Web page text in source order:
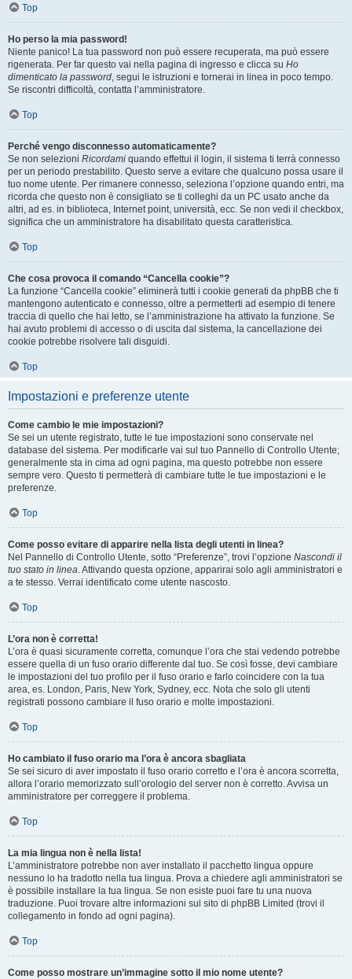
Top
Ho perso la mia password!
Niente panico! La tua password non può essere recuperata, ma può essere
rigenerata. Per far questo vai nella pagina di ingresso e clicca su Ho
dimenticato la password, segui le istruzioni e tornerai in linea in poco tempo.
Se riscontri difficoltà, contatta l’amministratore.
Top
Perché vengo disconnesso automaticamente?
Se non selezioni Ricordami quando effettui il login, il sistema ti terrà connesso
per un periodo prestabilito. Questo serve a evitare che qualcuno possa usare il
tuo nome utente. Per rimanere connesso, seleziona l’opzione quando entri, ma
ricorda che questo non è consigliato se ti colleghi da un PC usato anche da
altri, ad es. in biblioteca, Internet point, università, ecc. Se non vedi il checkbox,
significa che un amministratore ha disabilitato questa caratteristica.
Top
Che cosa provoca il comando “Cancella cookie”?
La funzione “Cancella cookie” eliminerà tutti i cookie generati da phpBB che ti
mantengono autenticato e connesso, oltre a permetterti ad esempio di tenere
traccia di quello che hai letto, se l’amministrazione ha attivato la funzione. Se
hai avuto problemi di accesso o di uscita dal sistema, la cancellazione dei
cookie potrebbe risolvere tali disguidi.
Top
Impostazioni e preferenze utente
Come cambio le mie impostazioni?
Se sei un utente registrato, tutte le tue impostazioni sono conservate nel
database del sistema. Per modificarle vai sul tuo Pannello di Controllo Utente;
generalmente sta in cima ad ogni pagina, ma questo potrebbe non essere
sempre vero. Questo ti permetterà di cambiare tutte le tue impostazioni e le
preferenze.
Top
Come posso evitare di apparire nella lista degli utenti in linea?
Nel Pannello di Controllo Utente, sotto “Preferenze”, trovi l’opzione Nascondi il
tuo stato in linea. Attivando questa opzione, apparirai solo agli amministratori e
a te stesso. Verrai identificato come utente nascosto.
Top
L’ora non è corretta!
L’ora è quasi sicuramente corretta, comunque l’ora che stai vedendo potrebbe
essere quella di un fuso orario differente dal tuo. Se così fosse, devi cambiare
le impostazioni del tuo profilo per il fuso orario e farlo coincidere con la tua
area, es. London, Paris, New York, Sydney, ecc. Nota che solo gli utenti
registrati possono cambiare il fuso orario e molte impostazioni.
Top
Ho cambiato il fuso orario ma l’ora è ancora sbagliata
Se sei sicuro di aver impostato il fuso orario corretto e l’ora è ancora scorretta,
allora l’orario memorizzato sull’orologio del server non è corretto. Avvisa un
amministratore per correggere il problema.
Top
La mia lingua non è nella lista!
L’amministratore potrebbe non aver installato il pacchetto lingua oppure
nessuno lo ha tradotto nella tua lingua. Prova a chiedere agli amministratori se
è possibile installare la tua lingua. Se non esiste puoi fare tu una nuova
traduzione. Puoi trovare altre informazioni sul sito di phpBB Limited (trovi il
collegamento in fondo ad ogni pagina).
Top
Come posso mostrare un’immagine sotto il mio nome utente?